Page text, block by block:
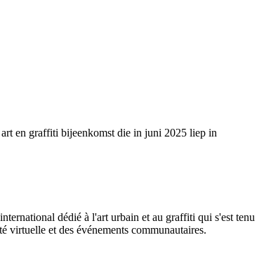
en graffiti bijeenkomst die in juni 2025 liep in
dédié à l'art urbain et au graffiti qui s'est tenu
virtuelle et des événements communautaires.